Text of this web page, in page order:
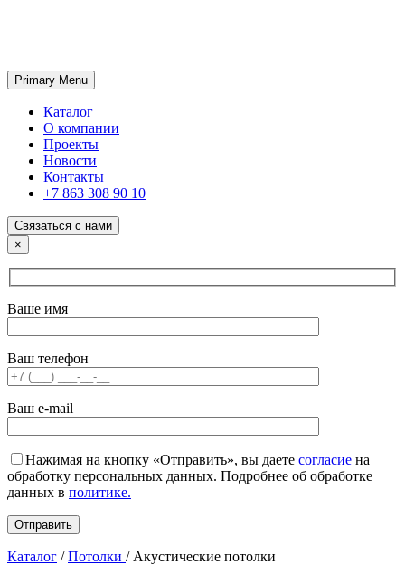
ГК «SABONE»
Оптовые поставки отделочных материалов и оборудования
Primary Menu
Каталог
О компании
Проекты
Новости
Контакты
+7 863 308 90 10
Связаться с нами
×
Ваше имя
Ваш телефон
Ваш e-mail
Нажимая на кнопку «Отправить», вы даете согласие на
обработку персональных данных. Подробнее об обработке
данных в политике.
Каталог / Потолки / Акустические потолки